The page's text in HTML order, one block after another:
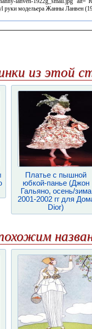
из этой
Платье с пышной
юбкой-панье (Джон
Гальяно, осень/зима
2001-2002 гг для
Dior)